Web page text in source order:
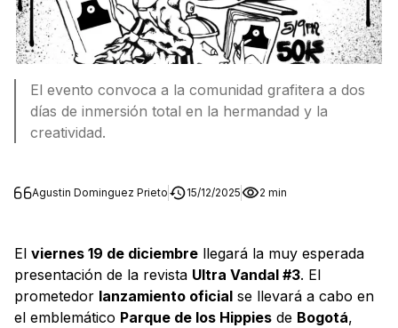
El evento convoca a la comunidad grafitera a dos
días de inmersión total en la hermandad y la
creatividad.
Agustin Dominguez Prieto 15/12/2025 2 min
El viernes 19 de diciembre llegará la muy esperada
presentación de la revista Ultra Vandal #3. El
prometedor lanzamiento oficial se llevará a cabo en
el emblemático Parque de los Hippies de Bogotá,